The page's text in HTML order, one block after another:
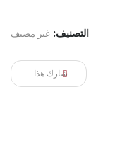
التصنيف: غير مصنف
شارك هذا